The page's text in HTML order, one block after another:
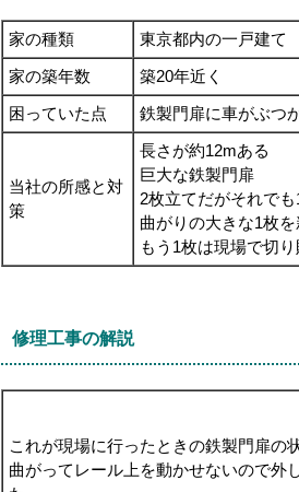
家の種類
東京都内の一戸建て
家の築年数
築20年近く
困っていた点
鉄製門扉に車がぶつ
当社の所感と対
策
長さが約12mある
巨大な鉄製門扉
2枚立てだがそれで
曲がりの大きな1枚
もう1枚は現場で切
修理工事の解説
これが現場に行ったときの鉄製門扉の
曲がってレール上を動かせないので外